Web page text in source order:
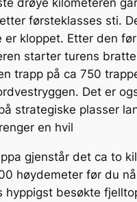
førsteklasses sti.
er kloppet. Etter den
starter turens
trapp på ca 750
Det er
strategiske plasser
en hvil
gjenstår det ca to
høydemeter før du
hyppigst besøkte